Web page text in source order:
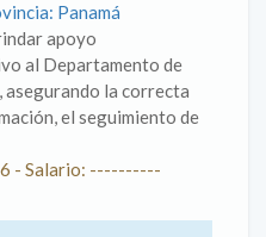
Panamá
apoyo
al Departamento de
la correcta
el seguimiento de
- Salario: ----------